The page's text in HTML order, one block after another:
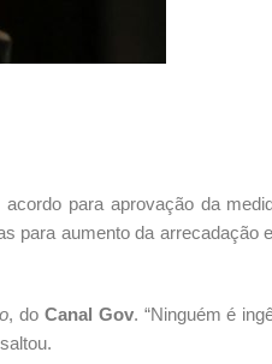
para aprovação da
para aumento da arrecadação
, do Canal Gov. “Ninguém é